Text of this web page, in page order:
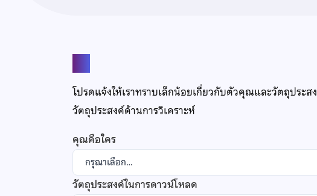
โปรดแจ้งให้เราทราบเล็กน้อยเกี่ยวกับตัวคุณและวัตถุประส
วัตถุประสงค์ด้านการวิเคราะห์
คุณคือใคร
วัตถุประสงค์ในการดาวน์โหลด